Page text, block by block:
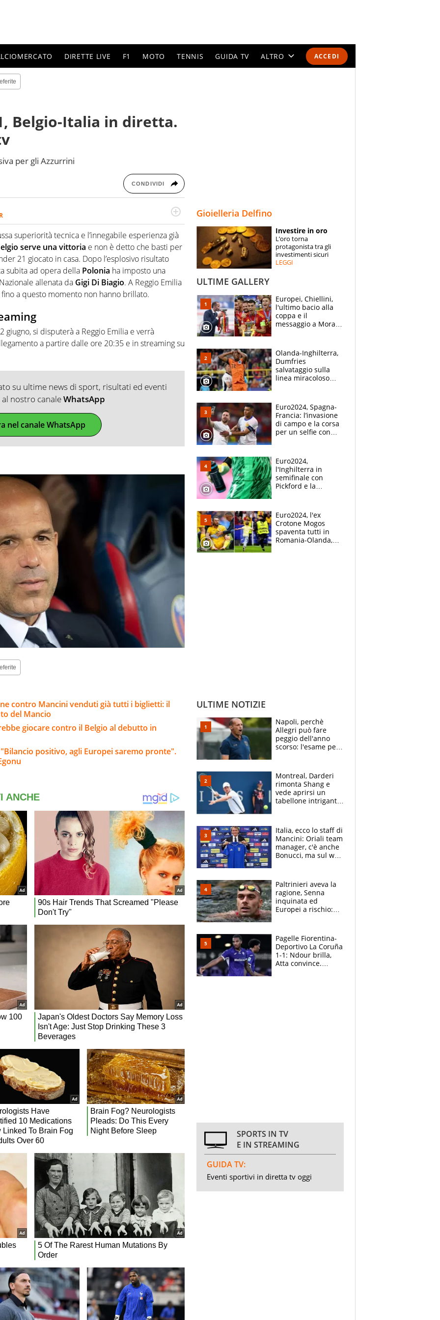
ACCEDI
DIRETTE LIVE F1 MOTO TENNIS GUIDA TV ALTRO
SPECIALI
ESPERTI
Belgio-Italia in diretta.
per gli Azzurrini
CONDIVIDI
scrive per curiosità personale e necessità:
suoi protagonisti, concedendosi innocenti evasioni
Un tempo ala destra, oggi si sente a suo agio nel
riservata dei migliori 5 calciatori di sempre.
superiorità tecnica e l’innegabile esperienza già
serve una vittoria e non è detto che basti per
21 giocato in casa. Dopo l’esplosivo risultato
subita ad opera della Polonia ha imposto una
allenata da Gigi Di Biagio. A Reggio Emilia
a questo momento non hanno brillato.
giugno, si disputerà a Reggio Emilia e verrà
a partire dalle ore 20:35 e in streaming su
su ultime news di sport, risultati ed eventi
al nostro canaleWhatsApp
nel canale WhatsApp
contro Mancini venduti già tutti i biglietti: il
del Mancio
giocare contro il Belgio al debutto in
positivo, agli Europei saremo pronte".
Gioielleria Delfino
Investire in oro
L’oro torna
protagonista tra gli
investimenti sicuri
LEGGI
ULTIME GALLERY
Europei, Chiellini,
l'ultimo bacio alla
coppa e il
messaggio a Morata
inglesi
Olanda-Inghilterra,
Dumfries
salvataggio sulla
linea miracoloso
montagne russe
Euro2024, Spagna-
Francia: l’invasione
di campo e la corsa
per un selfie con
Euro2024,
l'Inghilterra in
semifinale con
Pickford e la
tuffati a sinistra"
Euro2024, l'ex
Crotone Mogos
spaventa tutti in
Romania-Olanda,
ULTIME NOTIZIE
Napoli, perchè
Allegri può fare
peggio dell'anno
scorso: l'esame per
Monopoly
Montreal, Darderi
rimonta Shang e
vede aprirsi un
tabellone intrigante:
felice del mio livello"
Italia, ecco lo staff di
Mancini: Oriali team
manager, c'è anche
Bonucci, ma sul web
Paltrinieri aveva la
ragione, Senna
inquinata ed
Europei a rischio:
adesso
Pagelle Fiorentina-
Deportivo La Coruña
1-1: Ndour brilla,
Atta convince.
SPORTS IN TV
E IN STREAMING
GUIDA TV:
Eventi sportivi in diretta tv oggi